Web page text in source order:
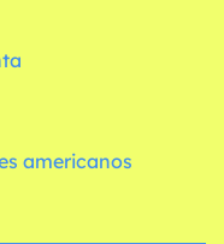
americanos